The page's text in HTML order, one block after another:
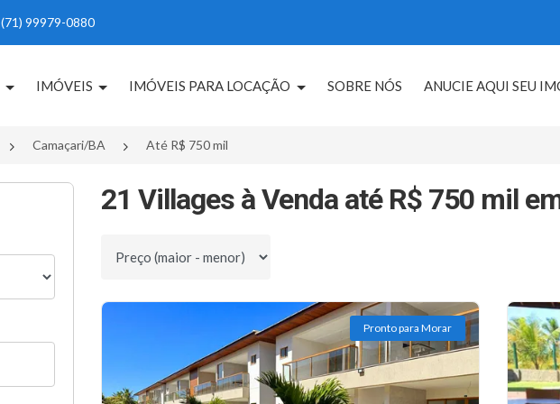
(71) 99979-0880
IMÓVEIS IMÓVEIS PARA LOCAÇÃO SOBRE NÓS ANUCIE AQUI SEU
Camaçari/BA Até R$ 750 mil
21 Villages à Venda até R$ 750 mil
Ordenar por
Pronto para Morar